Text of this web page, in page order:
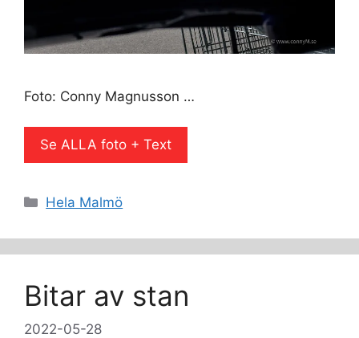
Foto: Conny Magnusson …
Se ALLA foto + Text
Kategorier
Hela Malmö
Bitar av stan
2022-05-28